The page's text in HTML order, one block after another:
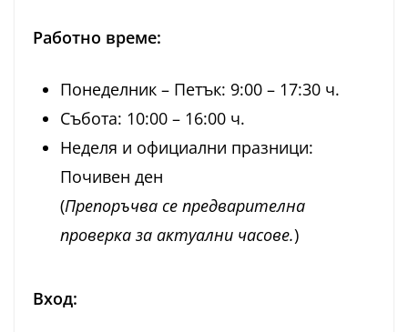
Работно време:
Понеделник – Петък: 9:00 – 17:30 ч.
Събота: 10:00 – 16:00 ч.
Неделя и официални празници:
Почивен ден
(Препоръчва се предварителна
проверка за актуални часове.)
Вход: